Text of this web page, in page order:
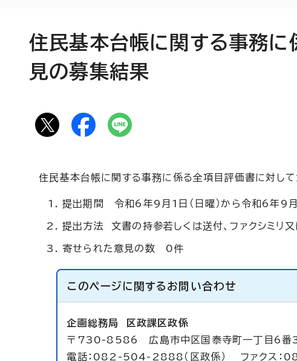
住民基本台帳に関する事務
見の募集結果
住民基本台帳に関する事務に係る全項目評価書に対して
提出期間 令和6年9月1日（日曜）から令和6年9月
提出方法 文書の持参若しくは送付、ファクシミリ
寄せられた意見の数 0件
このページに関する お問い合わせ
企画総務局
区政課区政係
〒730-8586 広島市中区国泰寺町一丁目6
電話：082-504-2888（区政係） ファクス